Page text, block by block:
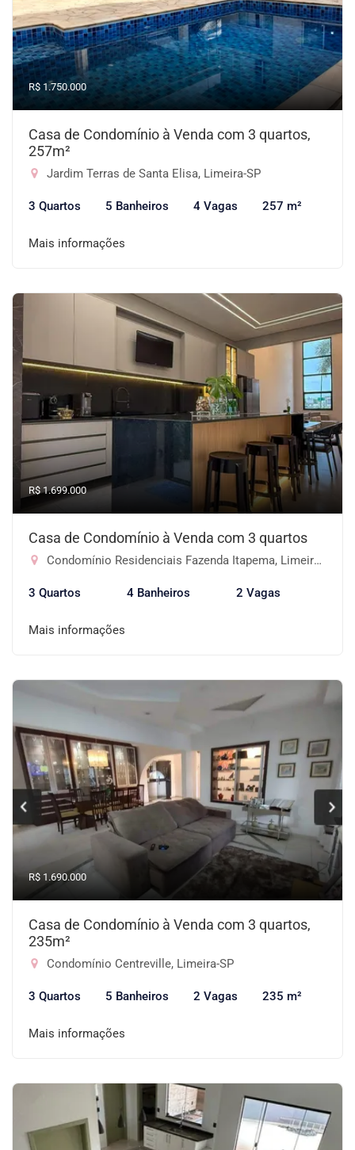
R$ 1.750.000
Casa de Condomínio à Venda com 3 quartos,
257m²
Jardim Terras de Santa Elisa, Limeira-SP
3 Quartos 5 Banheiros 4 Vagas 257 m²
Mais informações
R$ 1.699.000
Casa de Condomínio à Venda com 3 quartos
Condomínio Residenciais Fazenda Itapema, Limeira-SP
3 Quartos 4 Banheiros 2 Vagas
Mais informações
R$ 1.690.000
Casa de Condomínio à Venda com 3 quartos,
235m²
Condomínio Centreville, Limeira-SP
3 Quartos 5 Banheiros 2 Vagas 235 m²
Mais informações